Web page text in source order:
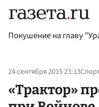
Покушение на главу
24 сентября 2015 23:13
«Трактор»